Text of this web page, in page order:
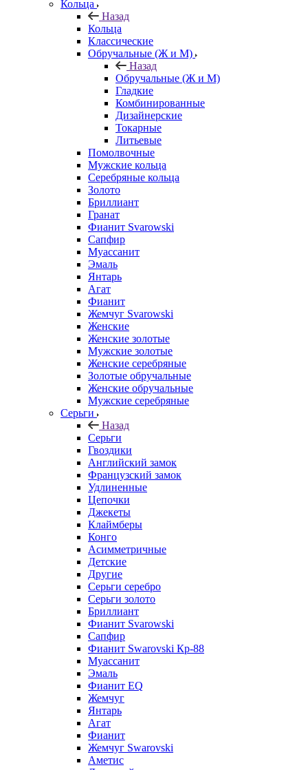
Кольца
Назад
Кольца
Классические
Обручальные (Ж и М)
Назад
Обручальные (Ж и М)
Гладкие
Комбинированные
Дизайнерские
Токарные
Литьевые
Помолвочные
Мужские кольца
Серебряные кольца
Золото
Бриллиант
Гранат
Фианит Svarowski
Сапфир
Муассанит
Эмаль
Янтарь
Агат
Фианит
Жемчуг Svarowski
Женские
Женские золотые
Мужские золотые
Женские серебряные
Золотые обручальные
Женские обручальные
Мужские серебряные
Серьги
Назад
Серьги
Гвоздики
Английский замок
Французский замок
Удлиненные
Цепочки
Джекеты
Клаймберы
Конго
Асимметричные
Детские
Другие
Серьги серебро
Серьги золото
Бриллиант
Фианит Svarowski
Сапфир
Фианит Swarovski Кр-88
Муассанит
Эмаль
Фианит EQ
Жемчуг
Янтарь
Агат
Фианит
Жемчуг Swarovski
Аметис